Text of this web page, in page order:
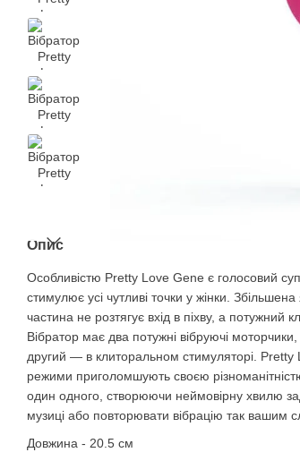
Опис
Особливістю Pretty Love Gene є голосовий
стимулює усі чутливі точки у жінки.
частина не розтягує вхід в піхву, а потужний
Вібратор має два потужні вібруючі
другий ― в клиторальном стимуляторі.
режими приголомшують своєю
один одного, створюючи неймовірну хвилю
музиці або повторювати вібрацію так вашим
Довжина - 20.5 см